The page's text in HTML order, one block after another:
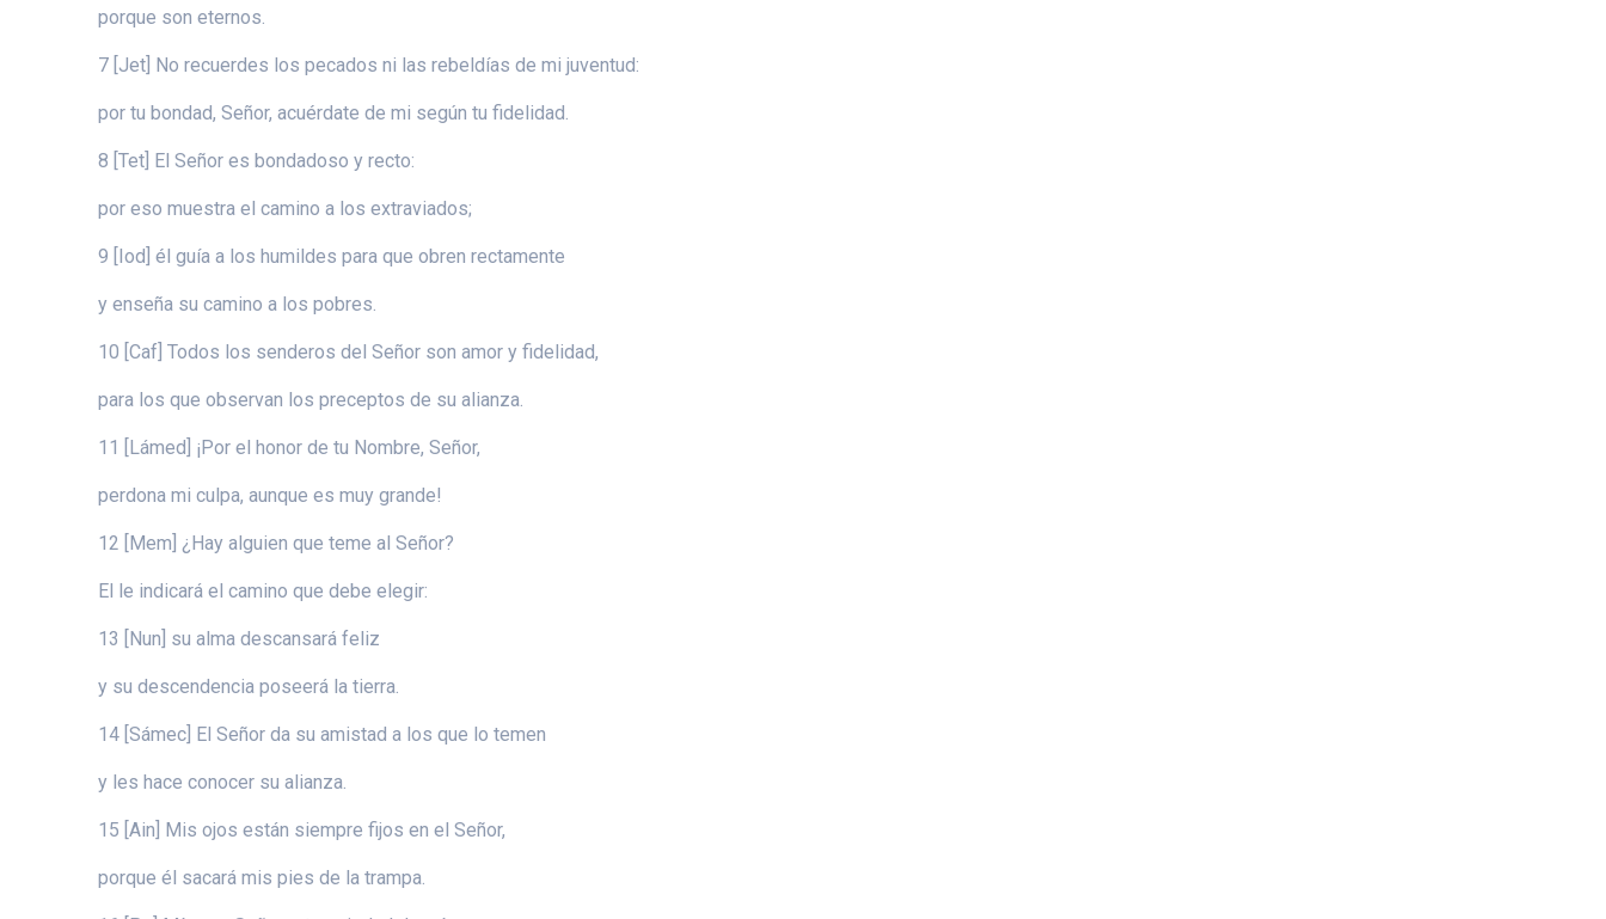
porque son eternos.
7 [Jet] No recuerdes los pecados ni las rebeldías de mi juventud:
por tu bondad, Señor, acuérdate de mi según tu fidelidad.
8 [Tet] El Señor es bondadoso y recto:
por eso muestra el camino a los extraviados;
9 [Iod] él guía a los humildes para que obren rectamente
y enseña su camino a los pobres.
10 [Caf] Todos los senderos del Señor son amor y fidelidad,
para los que observan los preceptos de su alianza.
11 [Lámed] ¡Por el honor de tu Nombre, Señor,
perdona mi culpa, aunque es muy grande!
12 [Mem] ¿Hay alguien que teme al Señor?
El le indicará el camino que debe elegir:
13 [Nun] su alma descansará feliz
y su descendencia poseerá la tierra.
14 [Sámec] El Señor da su amistad a los que lo temen
y les hace conocer su alianza.
15 [Ain] Mis ojos están siempre fijos en el Señor,
porque él sacará mis pies de la trampa.